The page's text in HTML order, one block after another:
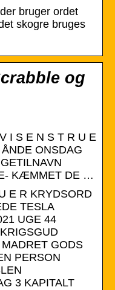
bruger ordet
skogre bruges
og
I S E N S T R U E
ONSDAG
KÆMMET DE …
E R KRYDSORD
TESLA
UGE 44
GODS
PERSON
3 KAPITALT